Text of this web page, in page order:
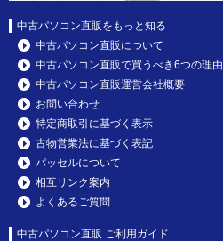
中古パソコン直販をもっと知る
中古パソコン直販について
中古パソコン直販で買うべき6つの理由
中古パソコン直販運営会社概要
お問い合わせ
特定商取引に基づく表示
古物営業法に基づく表記
パッセルについて
相互リンク案内
よくあるご質問
中古パソコン直販 ご利用ガイド